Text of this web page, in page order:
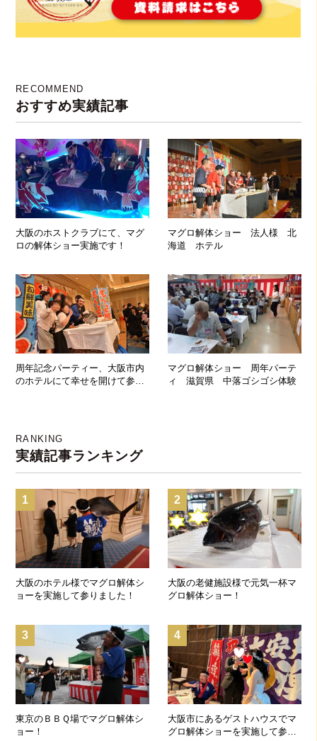
RECOMMEND
おすすめ実績記事
大阪のホストクラブにて、マグ
ロの解体ショー実施です！
マグロ解体ショー 法人様 北
海道 ホテル
周年記念パーティー、大阪市内
のホテルにて幸せを開けて参り
マグロ解体ショー 周年パーテ
ィ 滋賀県 中落ゴシゴシ体験
RANKING
実績記事ランキング
1
大阪のホテル様でマグロ解体シ
ョーを実施して参りました！
2
大阪の老健施設様で元気一杯マ
グロ解体ショー！
3
東京のＢＢＱ場でマグロ解体シ
ョー！
4
大阪市にあるゲストハウスでマ
グロ解体ショーを実施して参り